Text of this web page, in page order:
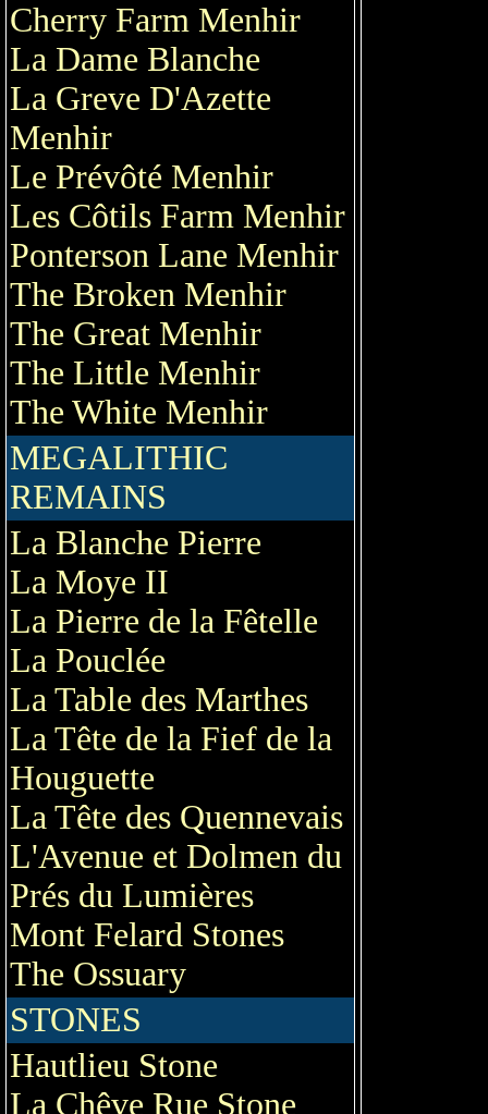
Cherry Farm Menhir
La Dame Blanche
La Greve D'Azette
Menhir
Le Prévôté Menhir
Les Côtils Farm Menhir
Ponterson Lane Menhir
The Broken Menhir
The Great Menhir
The Little Menhir
The White Menhir
MEGALITHIC
REMAINS
La Blanche Pierre
La Moye II
La Pierre de la Fêtelle
La Pouclée
La Table des Marthes
La Tête de la Fief de la
Houguette
La Tête des Quennevais
L'Avenue et Dolmen du
Prés du Lumières
Mont Felard Stones
The Ossuary
STONES
Hautlieu Stone
La Chêve Rue Stone